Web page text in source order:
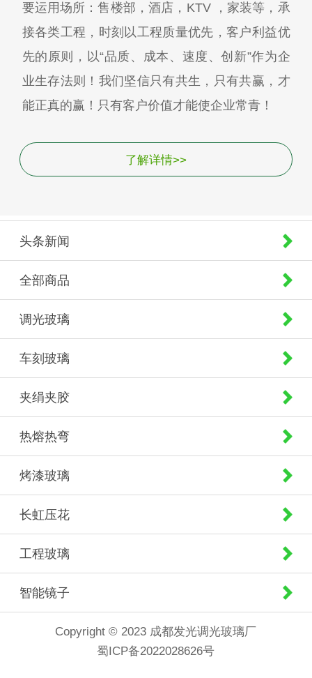
要运用场所：售楼部，酒店，KTV ，家装等，承
接各类工程，时刻以工程质量优先，客户利益优
先的原则，以“品质、成本、速度、创新”作为企
业生存法则！我们坚信只有共生，只有共赢，才
能正真的赢！只有客户价值才能使企业常青！
了解详情>>
头条新闻
全部商品
调光玻璃
车刻玻璃
夹绢夹胶
热熔热弯
烤漆玻璃
长虹压花
工程玻璃
智能镜子
Copyright © 2023 成都发光调光玻璃厂
蜀ICP备2022028626号